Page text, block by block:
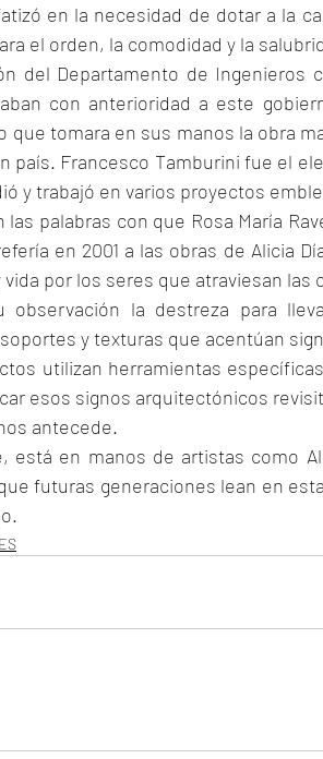
en la necesidad de dotar a la
el orden, la comodidad y la
del Departamento de Ingenieros
con anterioridad a este
que tomara en sus manos la obra
país. Francesco Tamburini fue el
y trabajó en varios proyectos
las palabras con que Rosa María
en 2001 a las obras de Alicia
por los seres que atraviesan las
observación la destreza para
y texturas que acentúan
utilizan herramientas
esos signos arquitectónicos
antecede.
está en manos de artistas como
futuras generaciones lean en